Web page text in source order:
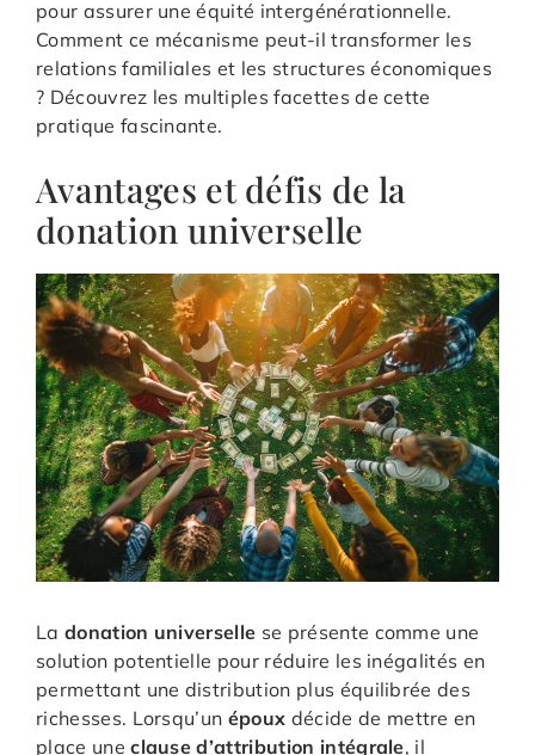
pour assurer une équité intergénérationnelle.
Comment ce mécanisme peut-il transformer les
relations familiales et les structures économiques
? Découvrez les multiples facettes de cette
pratique fascinante.
Avantages et défis de la
donation universelle
La donation universelle se présente comme une
solution potentielle pour réduire les inégalités en
permettant une distribution plus équilibrée des
richesses. Lorsqu’un époux décide de mettre en
place uneclause d’attribution intégrale, il